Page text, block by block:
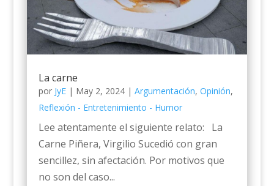
La carne
por JyE| May 2, 2024| Argumentación, Opinión,
Reflexión - Entretenimiento - Humor
Lee atentamente el siguiente relato: La
Carne Piñera, Virgilio Sucedió con gran
sencillez, sin afectación. Por motivos que
no son del caso...